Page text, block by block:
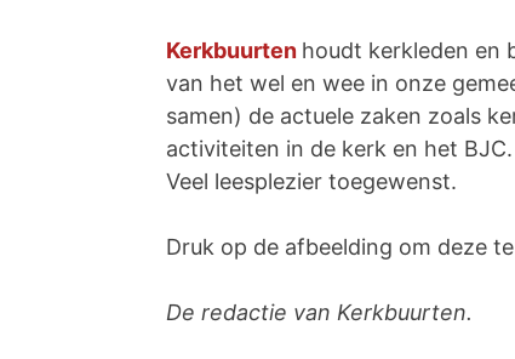
Kerkbuurten houdt kerkleden en
van het wel en wee in onze
samen) de actuele zaken zoals
activiteiten in de kerk en het BJC.
Veel leesplezier toegewenst.
Druk op de afbeelding om deze
De redactie van Kerkbuurten.